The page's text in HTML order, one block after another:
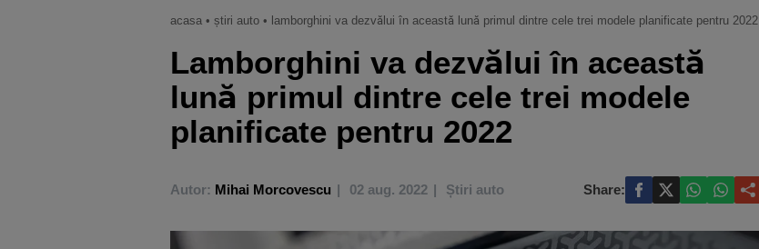
acasa • știri auto • lamborghini va dezvălui în această lună primul dintre cele trei modele planificate pentru 2022
Lamborghini va dezvălui în această
lună primul dintre cele trei modele
planificate pentru 2022
Autor: Mihai Morcovescu 02 aug. 2022 Știri auto Share: